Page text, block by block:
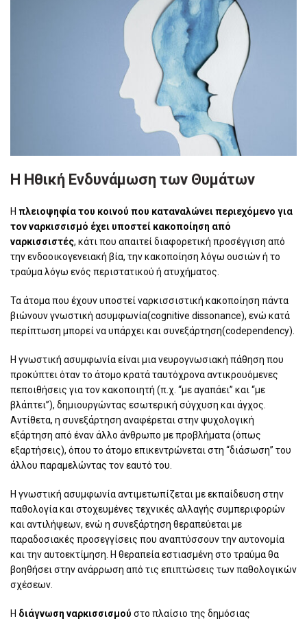
Η Ηθική Ενδυνάμωση των Θυμάτων
Η πλειοψηφία του κοινού που καταναλώνει περιεχόμενο για
τον ναρκισσισμό έχει υποστεί κακοποίηση από
ναρκισσιστές, κάτι που απαιτεί διαφορετική προσέγγιση από
την ενδοοικογενειακή βία, την κακοποίηση λόγω ουσιών ή το
τραύμα λόγω ενός περιστατικού ή ατυχήματος.
Τα άτομα που έχουν υποστεί ναρκισσιστική κακοποίηση πάντα
βιώνουν γνωστική ασυμφωνία(cognitive dissonance), ενώ κατά
περίπτωση μπορεί να υπάρχει και συνεξάρτηση(codependency).
Η γνωστική ασυμφωνία είναι μια νευρογνωσιακή πάθηση που
προκύπτει όταν το άτομο κρατά ταυτόχρονα αντικρουόμενες
πεποιθήσεις για τον κακοποιητή (π.χ. “με αγαπάει” και “με
βλάπτει”), δημιουργώντας εσωτερική σύγχυση και άγχος.
Αντίθετα, η συνεξάρτηση αναφέρεται στην ψυχολογική
εξάρτηση από έναν άλλο άνθρωπο με προβλήματα (όπως
εξαρτήσεις), όπου το άτομο επικεντρώνεται στη “διάσωση” του
άλλου παραμελώντας τον εαυτό του.
Η γνωστική ασυμφωνία αντιμετωπίζεται με εκπαίδευση στην
παθολογία και στοχευμένες τεχνικές αλλαγής συμπεριφορών
και αντιλήψεων, ενώ η συνεξάρτηση θεραπεύεται με
παραδοσιακές προσεγγίσεις που αναπτύσσουν την αυτονομία
και την αυτοεκτίμηση. Η θεραπεία εστιασμένη στο τραύμα θα
βοηθήσει στην ανάρρωση από τις επιπτώσεις των παθολογικών
σχέσεων.
Η διάγνωση ναρκισσισμού στο πλαίσιο της δημόσιας